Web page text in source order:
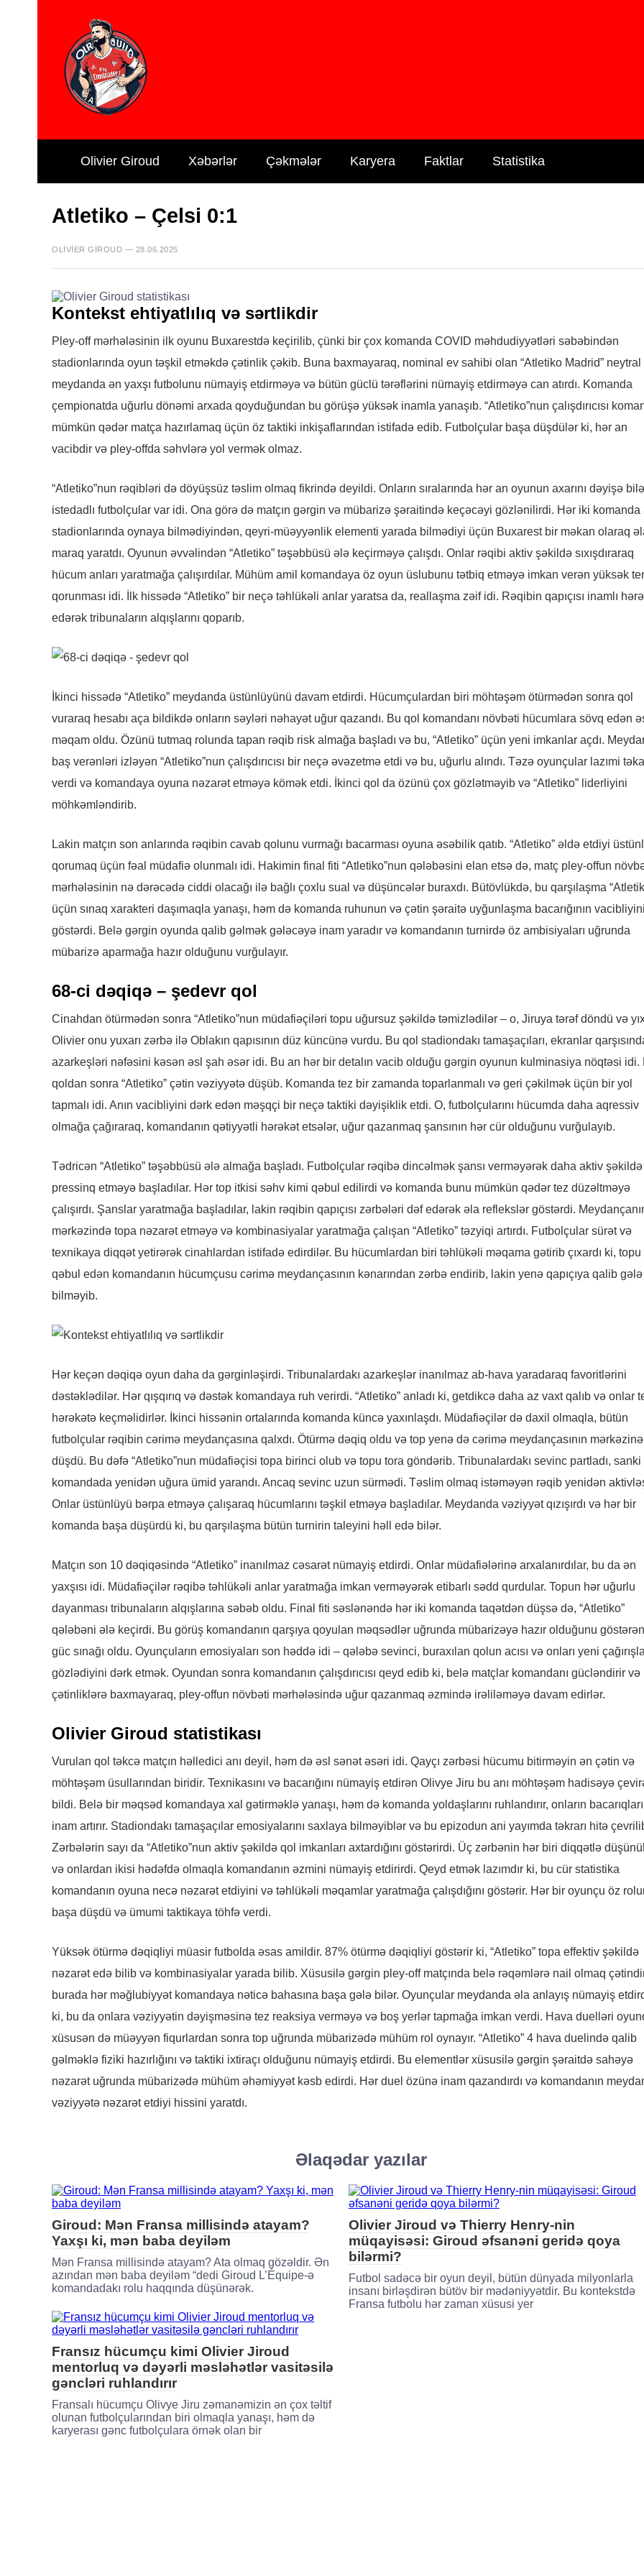
Olivier Giroud Xəbərlər Çəkmələr Karyera Faktlar Statistika
Atletiko – Çelsi 0:1
OLIVIER GIROUD — 28.06.2025
Kontekst ehtiyatlılıq və sərtlikdir
Pley-off mərhələsinin ilk oyunu Buxarestdə keçirilib, çünki bir çox komanda COVID məhdudiyyətləri səbəbindən
stadionlarında oyun təşkil etməkdə çətinlik çəkib. Buna baxmayaraq, nominal ev sahibi olan “Atletiko Madrid” neytral
meydanda ən yaxşı futbolunu nümayiş etdirməyə və bütün güclü tərəflərini nümayiş etdirməyə can atırdı. Komanda
çempionatda uğurlu dönəmi arxada qoyduğundan bu görüşə yüksək inamla yanaşıb. “Atletiko”nun çalışdırıcısı
mümkün qədər matça hazırlamaq üçün öz taktiki inkişaflarından istifadə edib. Futbolçular başa düşdülər ki, hər an
vacibdir və pley-offda səhvlərə yol vermək olmaz.
“Atletiko”nun rəqibləri də döyüşsüz təslim olmaq fikrində deyildi. Onların sıralarında hər an oyunun axarını dəyişə
istedadlı futbolçular var idi. Ona görə də matçın gərgin və mübarizə şəraitində keçəcəyi gözlənilirdi. Hər iki komanda
stadionlarında oynaya bilmədiyindən, qeyri-müəyyənlik elementi yarada bilmədiyi üçün Buxarest bir məkan olaraq
maraq yaratdı. Oyunun əvvəlindən “Atletiko” təşəbbüsü ələ keçirməyə çalışdı. Onlar rəqibi aktiv şəkildə sıxışdıraraq
hücum anları yaratmağa çalışırdılar. Mühüm amil komandaya öz oyun üslubunu tətbiq etməyə imkan verən yüksək
qorunması idi. İlk hissədə “Atletiko” bir neçə təhlükəli anlar yaratsa da, reallaşma zəif idi. Rəqibin qapıçısı inamlı
edərək tribunaların alqışlarını qoparıb.
İkinci hissədə “Atletiko” meydanda üstünlüyünü davam etdirdi. Hücumçulardan biri möhtəşəm ötürmədən sonra qol
vuraraq hesabı aça bildikdə onların səyləri nəhayət uğur qazandı. Bu qol komandanı növbəti hücumlara sövq edən
məqam oldu. Özünü tutmaq rolunda tapan rəqib risk almağa başladı və bu, “Atletiko” üçün yeni imkanlar açdı.
baş verənləri izləyən “Atletiko”nun çalışdırıcısı bir neçə əvəzetmə etdi və bu, uğurlu alındı. Təzə oyunçular lazımi
verdi və komandaya oyuna nəzarət etməyə kömək etdi. İkinci qol da özünü çox gözlətməyib və “Atletiko” liderliyini
möhkəmləndirib.
Lakin matçın son anlarında rəqibin cavab qolunu vurmağı bacarması oyuna əsəbilik qatıb. “Atletiko” əldə etdiyi
qorumaq üçün fəal müdafiə olunmalı idi. Hakimin final fiti “Atletiko”nun qələbəsini elan etsə də, matç pley-offun
mərhələsinin nə dərəcədə ciddi olacağı ilə bağlı çoxlu sual və düşüncələr buraxdı. Bütövlükdə, bu qarşılaşma
üçün sınaq xarakteri daşımaqla yanaşı, həm də komanda ruhunun və çətin şəraitə uyğunlaşma bacarığının vacibliyini
göstərdi. Belə gərgin oyunda qalib gəlmək gələcəyə inam yaradır və komandanın turnirdə öz ambisiyaları uğrunda
mübarizə aparmağa hazır olduğunu vurğulayır.
68-ci dəqiqə – şedevr qol
Cinahdan ötürmədən sonra “Atletiko”nun müdafiəçiləri topu uğursuz şəkildə təmizlədilər – o, Jiruya tərəf döndü və
Olivier onu yuxarı zərbə ilə Oblakın qapısının düz küncünə vurdu. Bu qol stadiondakı tamaşaçıları, ekranlar
azarkeşləri nəfəsini kəsən əsl şah əsər idi. Bu an hər bir detalın vacib olduğu gərgin oyunun kulminasiya nöqtəsi idi.
qoldan sonra “Atletiko” çətin vəziyyətə düşüb. Komanda tez bir zamanda toparlanmalı və geri çəkilmək üçün bir yol
tapmalı idi. Anın vacibliyini dərk edən məşqçi bir neçə taktiki dəyişiklik etdi. O, futbolçularını hücumda daha aqressiv
olmağa çağıraraq, komandanın qətiyyətli hərəkət etsələr, uğur qazanmaq şansının hər cür olduğunu vurğulayıb.
Tədricən “Atletiko” təşəbbüsü ələ almağa başladı. Futbolçular rəqibə dincəlmək şansı verməyərək daha aktiv şəkildə
pressinq etməyə başladılar. Hər top itkisi səhv kimi qəbul edilirdi və komanda bunu mümkün qədər tez düzəltməyə
çalışırdı. Şanslar yaratmağa başladılar, lakin rəqibin qapıçısı zərbələri dəf edərək əla reflekslər göstərdi.
mərkəzində topa nəzarət etməyə və kombinasiyalar yaratmağa çalışan “Atletiko” təzyiqi artırdı. Futbolçular sürət və
texnikaya diqqət yetirərək cinahlardan istifadə edirdilər. Bu hücumlardan biri təhlükəli məqama gətirib çıxardı ki, topu
qəbul edən komandanın hücumçusu cərimə meydançasının kənarından zərbə endirib, lakin yenə qapıçıya qalib gələ
bilməyib.
Hər keçən dəqiqə oyun daha da gərginləşirdi. Tribunalardakı azarkeşlər inanılmaz ab-hava yaradaraq favoritlərini
dəstəklədilər. Hər qışqırıq və dəstək komandaya ruh verirdi. “Atletiko” anladı ki, getdikcə daha az vaxt qalıb və onlar
hərəkətə keçməlidirlər. İkinci hissənin ortalarında komanda küncə yaxınlaşdı. Müdafiəçilər də daxil olmaqla, bütün
futbolçular rəqibin cərimə meydançasına qalxdı. Ötürmə dəqiq oldu və top yenə də cərimə meydançasının mərkəzinə
düşdü. Bu dəfə “Atletiko”nun müdafiəçisi topa birinci olub və topu tora göndərib. Tribunalardakı sevinc partladı, sanki
komandada yenidən uğura ümid yarandı. Ancaq sevinc uzun sürmədi. Təslim olmaq istəməyən rəqib yenidən
Onlar üstünlüyü bərpa etməyə çalışaraq hücumlarını təşkil etməyə başladılar. Meydanda vəziyyət qızışırdı və hər bir
komanda başa düşürdü ki, bu qarşılaşma bütün turnirin taleyini həll edə bilər.
Matçın son 10 dəqiqəsində “Atletiko” inanılmaz cəsarət nümayiş etdirdi. Onlar müdafiələrinə arxalanırdılar, bu da ən
yaxşısı idi. Müdafiəçilər rəqibə təhlükəli anlar yaratmağa imkan verməyərək etibarlı sədd qurdular. Topun hər uğurlu
dayanması tribunaların alqışlarına səbəb oldu. Final fiti səslənəndə hər iki komanda taqətdən düşsə də, “Atletiko”
qələbəni ələ keçirdi. Bu görüş komandanın qarşıya qoyulan məqsədlər uğrunda mübarizəyə hazır olduğunu
güc sınağı oldu. Oyunçuların emosiyaları son həddə idi – qələbə sevinci, buraxılan qolun acısı və onları yeni
gözlədiyini dərk etmək. Oyundan sonra komandanın çalışdırıcısı qeyd edib ki, belə matçlar komandanı gücləndirir və
çətinliklərə baxmayaraq, pley-offun növbəti mərhələsində uğur qazanmaq əzmində irəliləməyə davam edirlər.
Olivier Giroud statistikası
Vurulan qol təkcə matçın həlledici anı deyil, həm də əsl sənət əsəri idi. Qayçı zərbəsi hücumu bitirməyin ən çətin və
möhtəşəm üsullarından biridir. Texnikasını və bacarığını nümayiş etdirən Olivye Jiru bu anı möhtəşəm hadisəyə
bildi. Belə bir məqsəd komandaya xal gətirməklə yanaşı, həm də komanda yoldaşlarını ruhlandırır, onların
inam artırır. Stadiondakı tamaşaçılar emosiyalarını saxlaya bilməyiblər və bu epizodun ani yayımda təkrarı hitə
Zərbələrin sayı da “Atletiko”nun aktiv şəkildə qol imkanları axtardığını göstərirdi. Üç zərbənin hər biri diqqətlə
və onlardan ikisi hədəfdə olmaqla komandanın əzmini nümayiş etdirirdi. Qeyd etmək lazımdır ki, bu cür statistika
komandanın oyuna necə nəzarət etdiyini və təhlükəli məqamlar yaratmağa çalışdığını göstərir. Hər bir oyunçu öz
başa düşdü və ümumi taktikaya töhfə verdi.
Yüksək ötürmə dəqiqliyi müasir futbolda əsas amildir. 87% ötürmə dəqiqliyi göstərir ki, “Atletiko” topa effektiv şəkildə
nəzarət edə bilib və kombinasiyalar yarada bilib. Xüsusilə gərgin pley-off matçında belə rəqəmlərə nail olmaq
burada hər məğlubiyyət komandaya nəticə bahasına başa gələ bilər. Oyunçular meydanda əla anlayış nümayiş
ki, bu da onlara vəziyyətin dəyişməsinə tez reaksiya verməyə və boş yerlər tapmağa imkan verdi. Hava duelləri
xüsusən də müəyyən fiqurlardan sonra top uğrunda mübarizədə mühüm rol oynayır. “Atletiko” 4 hava duelində qalib
gəlməklə fiziki hazırlığını və taktiki ixtiraçı olduğunu nümayiş etdirdi. Bu elementlər xüsusilə gərgin şəraitdə sahəyə
nəzarət uğrunda mübarizədə mühüm əhəmiyyət kəsb edirdi. Hər duel özünə inam qazandırdı və komandanın
vəziyyətə nəzarət etdiyi hissini yaratdı.
Əlaqədar yazılar
Giroud: Mən Fransa millisində atayam?
Yaxşı ki, mən baba deyiləm
Mən Fransa millisində atayam? Ata olmaq gözəldir. Ən
azından mən baba deyiləm “dedi Giroud L’Équipe-ə
komandadakı rolu haqqında düşünərək.
Olivier Jiroud və Thierry Henry-nin
müqayisəsi: Giroud əfsanəni geridə qoya
bilərmi?
Futbol sadəcə bir oyun deyil, bütün dünyada milyonlarla
insanı birləşdirən bütöv bir mədəniyyətdir. Bu kontekstdə
Fransa futbolu hər zaman xüsusi yer
Fransız hücumçu kimi Olivier Jiroud
mentorluq və dəyərli məsləhətlər vasitəsilə
gəncləri ruhlandırır
Fransalı hücumçu Olivye Jiru zəmanəmizin ən çox təltif
olunan futbolçularından biri olmaqla yanaşı, həm də
karyerası gənc futbolçulara örnək olan bir